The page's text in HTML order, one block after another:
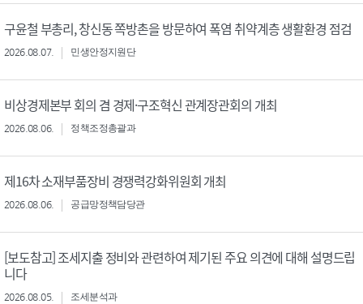
구윤철 부총리, 창신동 쪽방촌을 방문하여 폭염 취약계층 생활환경 점검
2026.08.07. 민생안정지원단
비상경제본부 회의 겸 경제·구조혁신 관계장관회의 개최
2026.08.06. 정책조정총괄과
제16차 소재부품장비 경쟁력강화위원회 개최
2026.08.06. 공급망정책담당관
[보도참고] 조세지출 정비와 관련하여 제기된 주요 의견에 대해 설명드립
니다
2026.08.05. 조세분석과